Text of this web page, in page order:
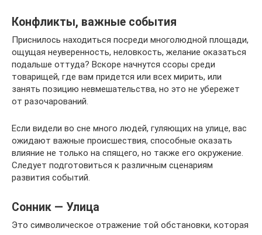
Конфликты, важные события
Приснилось находиться посреди многолюдной площади,
ощущая неуверенность, неловкость, желание оказаться
подальше оттуда? Вскоре начнутся ссоры среди
товарищей, где вам придется или всех мирить, или
занять позицию невмешательства, но это не убережет
от разочарований.
Если видели во сне много людей, гуляющих на улице, вас
ожидают важные происшествия, способные оказать
влияние не только на спящего, но также его окружение.
Следует подготовиться к различным сценариям
развития событий.
Сонник — Улица
Это символическое отражение той обстановки, которая